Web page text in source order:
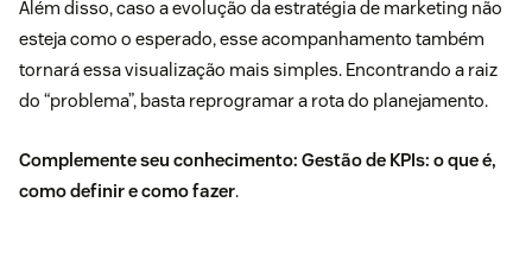
Além disso, caso a evolução da estratégia de marketing não
esteja como o esperado, esse acompanhamento também
tornará essa visualização mais simples. Encontrando a raiz
do “problema”, basta reprogramar a rota do planejamento.
Complemente seu conhecimento: Gestão de KPIs: o que é,
como definir e como fazer.